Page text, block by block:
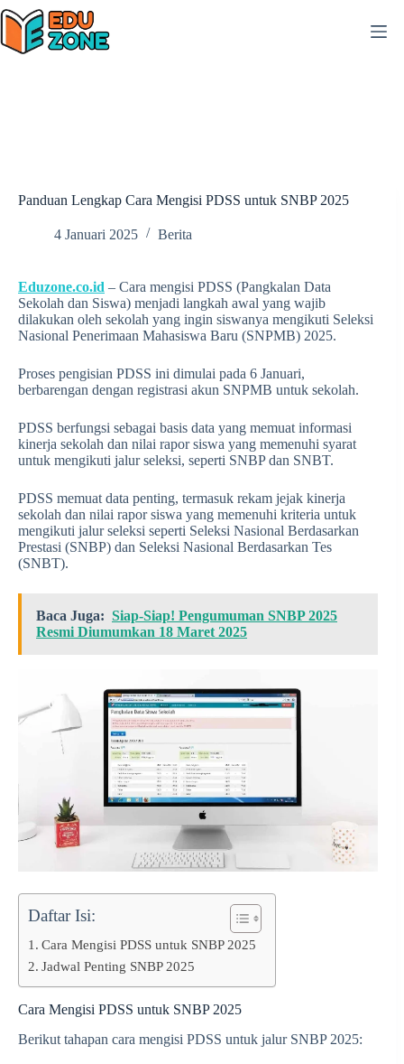
Skip
to
content
Panduan Lengkap Cara Mengisi PDSS untuk SNBP 2025
4 Januari 2025 Berita
Eduzone.co.id – Cara mengisi PDSS (Pangkalan Data
Sekolah dan Siswa) menjadi langkah awal yang wajib
dilakukan oleh sekolah yang ingin siswanya mengikuti Seleksi
Nasional Penerimaan Mahasiswa Baru (SNPMB) 2025.
Proses pengisian PDSS ini dimulai pada 6 Januari,
berbarengan dengan registrasi akun SNPMB untuk sekolah.
PDSS berfungsi sebagai basis data yang memuat informasi
kinerja sekolah dan nilai rapor siswa yang memenuhi syarat
untuk mengikuti jalur seleksi, seperti SNBP dan SNBT.
PDSS memuat data penting, termasuk rekam jejak kinerja
sekolah dan nilai rapor siswa yang memenuhi kriteria untuk
mengikuti jalur seleksi seperti Seleksi Nasional Berdasarkan
Prestasi (SNBP) dan Seleksi Nasional Berdasarkan Tes
(SNBT).
Baca Juga: Siap-Siap! Pengumuman SNBP 2025
Resmi Diumumkan 18 Maret 2025
Daftar Isi:
Cara Mengisi PDSS untuk SNBP 2025
Jadwal Penting SNBP 2025
Cara Mengisi PDSS untuk SNBP 2025
Berikut tahapan cara mengisi PDSS untuk jalur SNBP 2025: